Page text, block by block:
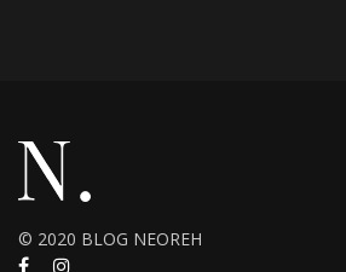
© 2020 BLOG NEOREH